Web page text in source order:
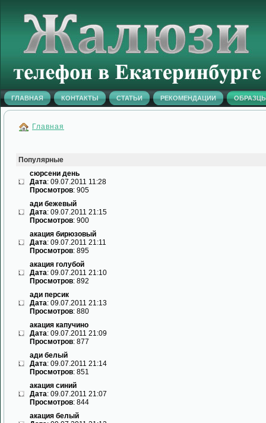
ГЛАВНАЯ КОНТАКТЫ СТАТЬИ РЕКОМЕНДАЦИИ
Главная
Популярные
сюрсени день
Дата: 09.07.2011 11:28
Просмотров: 905
ади бежевый
Дата: 09.07.2011 21:15
Просмотров: 900
акация бирюзовый
Дата: 09.07.2011 21:11
Просмотров: 895
акация голубой
Дата: 09.07.2011 21:10
Просмотров: 892
ади персик
Дата: 09.07.2011 21:13
Просмотров: 880
акация капучино
Дата: 09.07.2011 21:09
Просмотров: 877
ади белый
Дата: 09.07.2011 21:14
Просмотров: 851
акация синий
Дата: 09.07.2011 21:07
Просмотров: 844
акация белый